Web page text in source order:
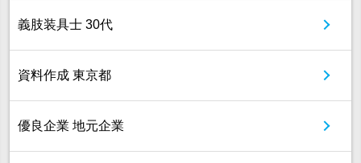
義肢装具士 30代
資料作成 東京都
優良企業 地元企業